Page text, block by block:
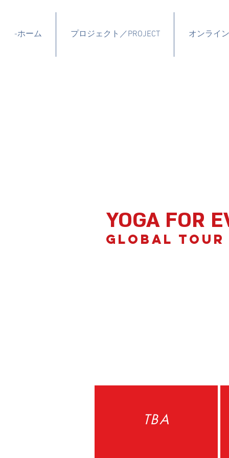
-ホーム プロジェクト／PROJECT オンライ
GLOBAL
YOGA FOR
TBA